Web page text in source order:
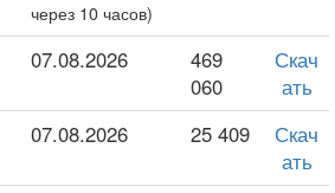
через 10 часов)
07.08.2026
469
060
Скач
ать
07.08.2026 25 409
Скач
ать